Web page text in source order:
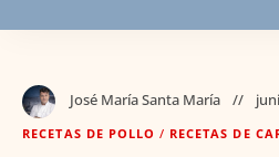
José María Santa María
RECETAS DE POLLO / RECETAS DE